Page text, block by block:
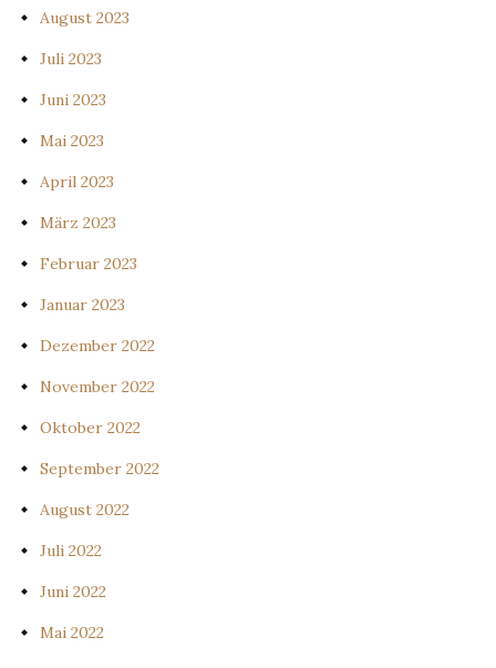
August 2023
Juli 2023
Juni 2023
Mai 2023
April 2023
März 2023
Februar 2023
Januar 2023
Dezember 2022
November 2022
Oktober 2022
September 2022
August 2022
Juli 2022
Juni 2022
Mai 2022